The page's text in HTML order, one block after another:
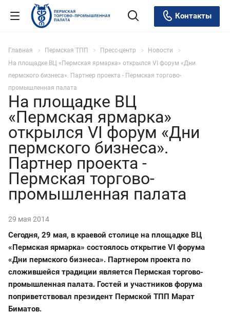
Контакты
Главная Пермская ТПП Пресс-центр
Новости
На площадке ВЦ «Пермская ярмарка» открылся VI форум «Дни
пермского бизнеса». Партнер проекта - Пермская торгово-
промышленная палата
На площадке ВЦ
«Пермская ярмарка»
открылся VI форум «Дни
пермского бизнеса».
Партнер проекта -
Пермская торгово-
промышленная палата
29 мая 2014
Сегодня, 29 мая, в краевой столице на площадке ВЦ
«Пермская ярмарка» состоялось открытие VI форума
«Дни пермского бизнеса». Партнером проекта по
сложившейся традиции является Пермская торгово-
промышленная палата. Гостей и участников форума
поприветствовал президент Пермской ТПП Марат
Биматов.